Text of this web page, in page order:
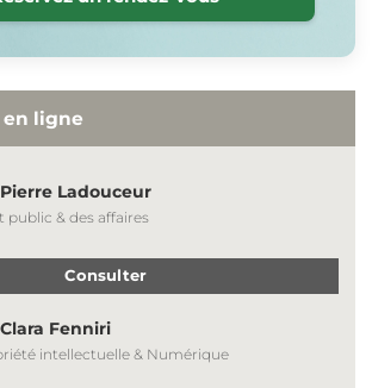
ligne
Ladouceur
public & des affaires
Consulter
Fenniri
intellectuelle & Numérique